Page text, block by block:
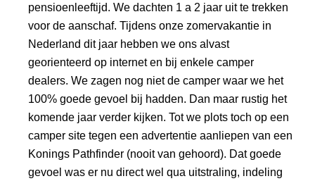
pensioenleeftijd. We dachten 1 a 2 jaar uit te trekken
voor de aanschaf. Tijdens onze zomervakantie in
Nederland dit jaar hebben we ons alvast
georienteerd op internet en bij enkele camper
dealers. We zagen nog niet de camper waar we het
100% goede gevoel bij hadden. Dan maar rustig het
komende jaar verder kijken. Tot we plots toch op een
camper site tegen een advertentie aanliepen van een
Konings Pathfinder (nooit van gehoord). Dat goede
gevoel was er nu direct wel qua uitstraling, indeling